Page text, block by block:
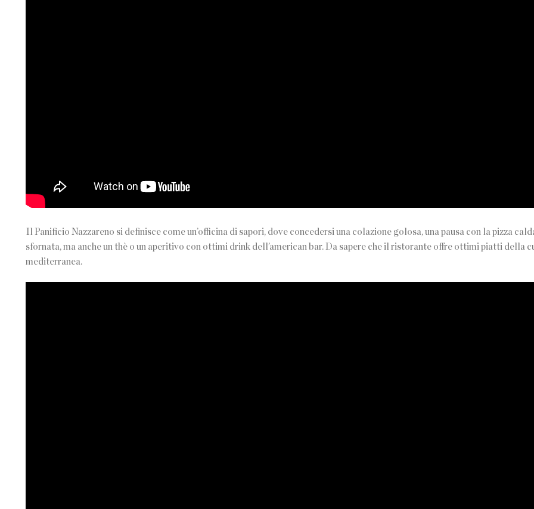
Il Panificio Nazzareno si definisce come un’officina di sapori, dove concedersi una colazione golosa, una pausa con la pizza
sfornata, ma anche un thè o un aperitivo con ottimi drink dell’american bar. Da sapere che il ristorante offre ottimi piatti della
mediterranea.